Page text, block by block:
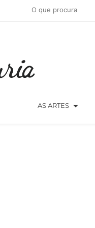
AS ARTES arrow_drop_down